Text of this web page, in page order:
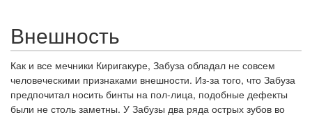
Внешность
Как и все мечники Киригакуре, Забуза обладал не совсем
человеческими признаками внешности. Из-за того, что Забуза
предпочитал носить бинты на пол-лица, подобные дефекты
были не столь заметны. У Забузы два ряда острых зубов во